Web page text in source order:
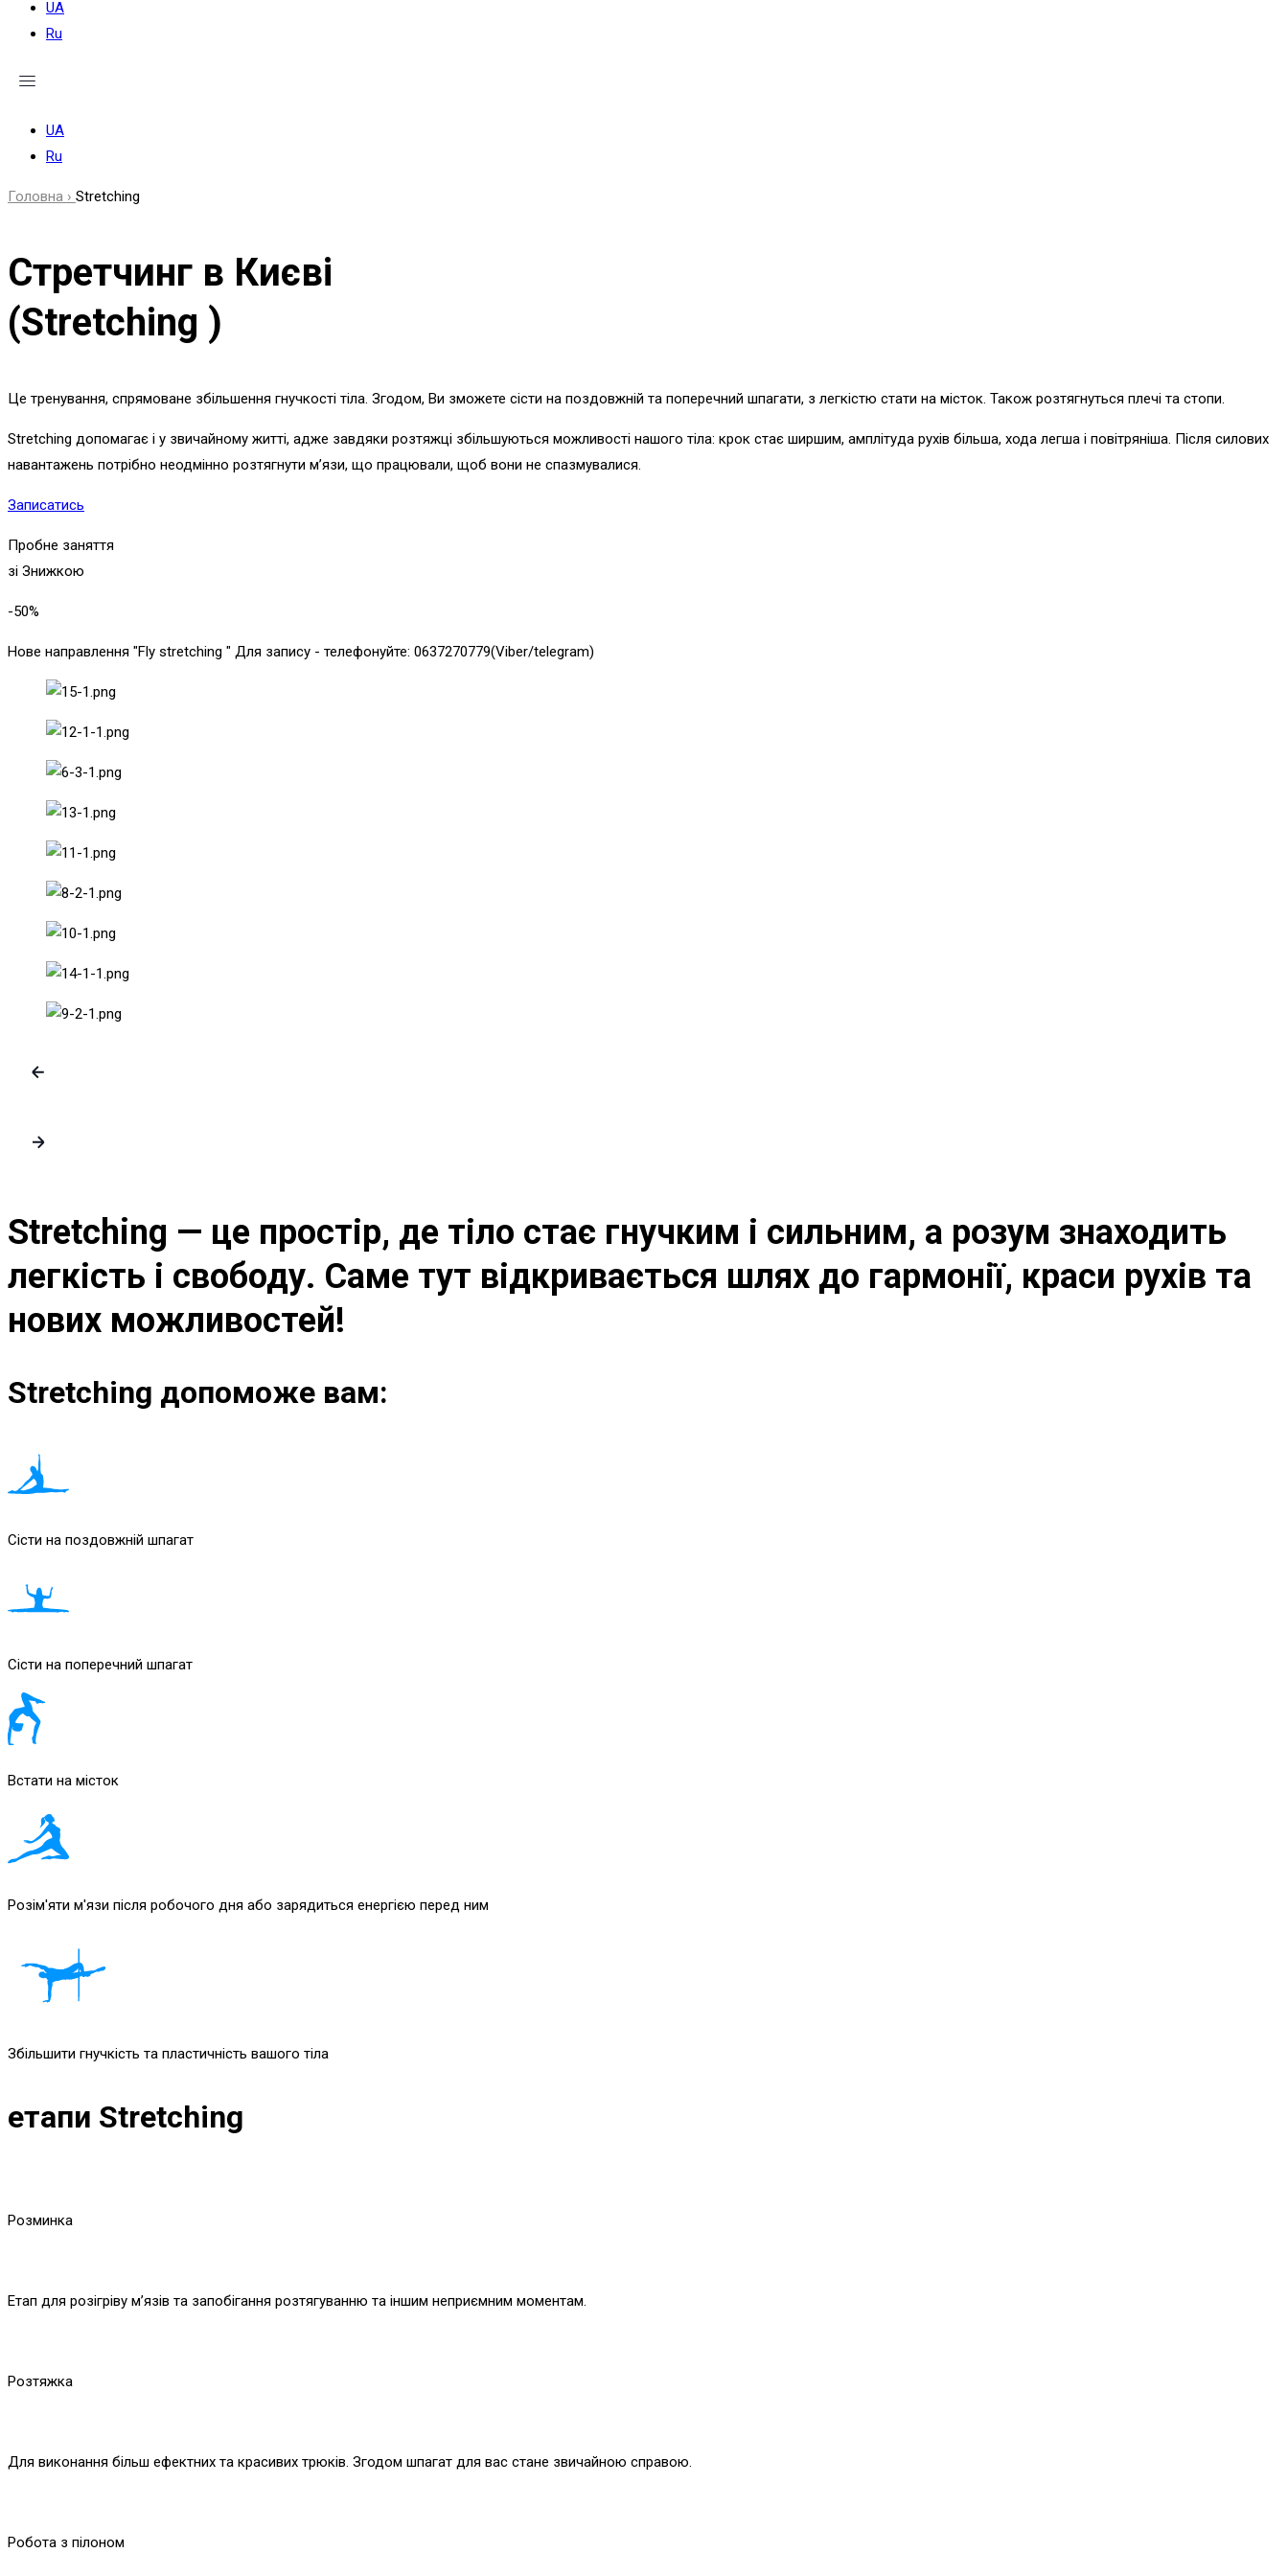
UA
Ru
UA
Ru
Головна › Stretching
Cтретчинг в Києві
(Stretching )
Це тренування, спрямоване збільшення гнучкості тіла. Згодом, Ви зможете сісти на поздовжній та поперечний шпагати, з легкістю стати на місток. Також розтягнуться плечі та стопи.
Stretching допомагає і у звичайному житті, адже завдяки розтяжці збільшуються можливості нашого тіла: крок стає ширшим, амплітуда рухів більша, хода легша і повітряніша. Після силових
навантажень потрібно неодмінно розтягнути м’язи, що працювали, щоб вони не спазмувалися.
Записатись
Пробне заняття
зі Знижкою
-50%
Нове направлення "Fly stretching " Для запису - телефонуйте: 0637270779(Viber/telegram)
Stretching — це простір, де тіло стає гнучким і сильним, а розум знаходить
легкість і свободу. Саме тут відкривається шлях до гармонії, краси рухів та
нових можливостей!
Stretching допоможе вам:
Сісти на поздовжній шпагат
Сісти на поперечний шпагат
Встати на місток
Розім'яти м'язи після робочого дня або зарядиться енергією перед ним
Збільшити гнучкість та пластичність вашого тіла
етапи Stretching
Розминка
Етап для розігріву м’язів та запобігання розтягуванню та іншим неприємним моментам.
Розтяжка
Для виконання більш ефектних та красивих трюків. Згодом шпагат для вас стане звичайною справою.
Робота з пілоном